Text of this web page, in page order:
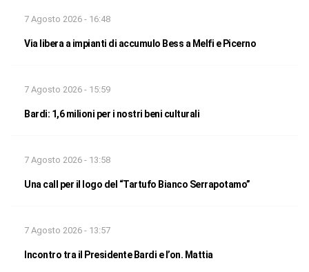
7 Agosto 2026 - 16:48
Via libera a impianti di accumulo Bess a Melfi e Picerno
7 Agosto 2026 - 15:59
Bardi: 1,6 milioni per i nostri beni culturali
7 Agosto 2026 - 13:58
Una call per il logo del “Tartufo Bianco Serrapotamo”
7 Agosto 2026 - 13:57
Incontro tra il Presidente Bardi e l’on. Mattia